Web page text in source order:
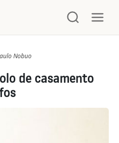
Nobuo
de casamento